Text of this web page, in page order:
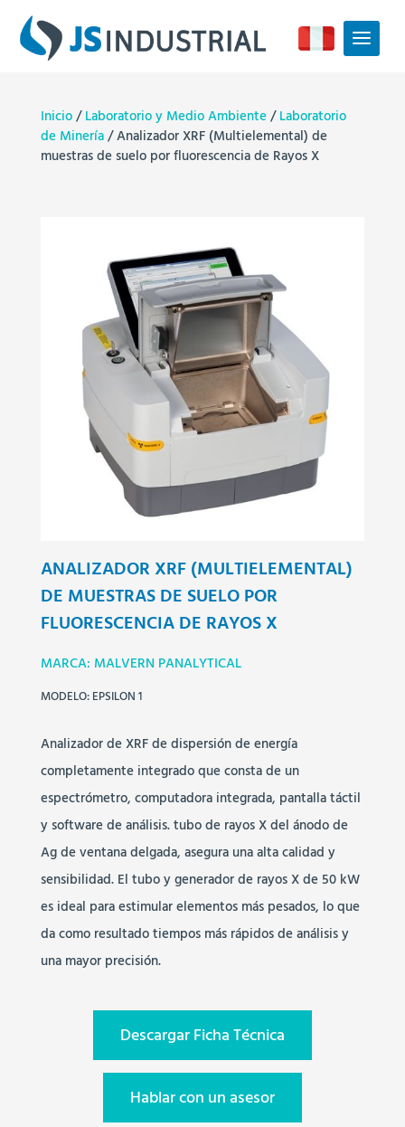
Inicio/Laboratorio y Medio Ambiente/Laboratorio
de Minería/ Analizador XRF (Multielemental) de
muestras de suelo por fluorescencia de Rayos X
ANALIZADOR XRF (MULTIELEMENTAL)
DE MUESTRAS DE SUELO POR
FLUORESCENCIA DE RAYOS X
MARCA: MALVERN PANALYTICAL
MODELO: EPSILON 1
Analizador de XRF de dispersión de energía
completamente integrado que consta de un
espectrómetro, computadora integrada, pantalla táctil
y software de análisis. tubo de rayos X del ánodo de
Ag de ventana delgada, asegura una alta calidad y
sensibilidad. El tubo y generador de rayos X de 50 kW
es ideal para estimular elementos más pesados, lo que
da como resultado tiempos más rápidos de análisis y
una mayor precisión.
Descargar Ficha Técnica
Hablar con un asesor